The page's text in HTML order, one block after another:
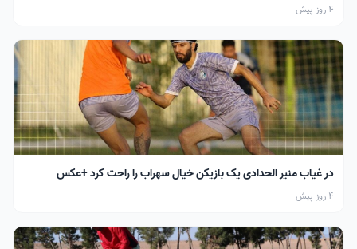
4 روز پیش
در غیاب منیر الحدادی یک بازیکن خیال سهراب را راحت کرد +عکس
4 روز پیش